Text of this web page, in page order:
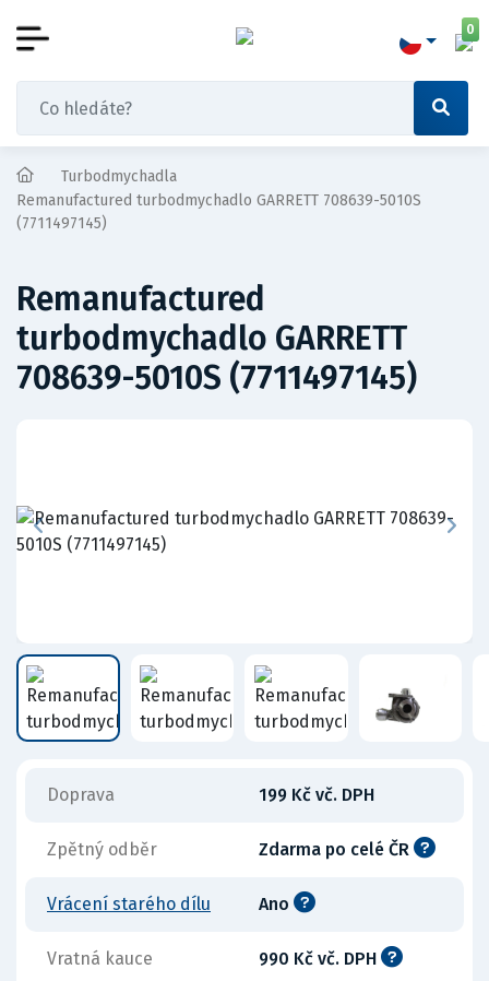
0
Turbodmychadla
Remanufactured turbodmychadlo GARRETT 708639-5010S
(7711497145)
Remanufactured
turbodmychadlo GARRETT
708639-5010S (7711497145)
Doprava 199 Kč vč. DPH
Zpětný odběr Zdarma po celé ČR
Vrácení starého dílu Ano
Vratná kauce 990 Kč vč. DPH